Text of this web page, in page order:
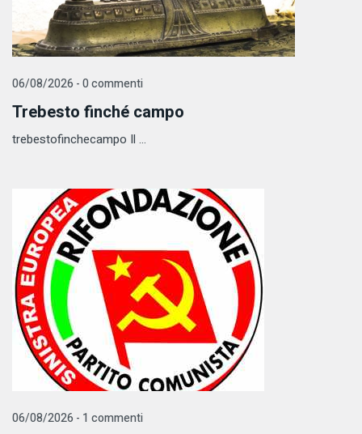
06/08/2026 - 0 commenti
Trebesto finché campo
trebestofinchecampo Il ...
06/08/2026 - 1 commenti